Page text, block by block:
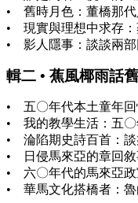
• 舊時月色：董橋那代
• 現實與理想中求存
• 影人隱事：談談兩部
輯二 • 蕉風椰雨話
• 五〇年代本土童年回
• 我的教學生活：五
• 淪陷期史詩百首：談
• 日侵馬來亞的章回
• 六〇年代的馬來亞政
• 華馬文化搭橋者：魯